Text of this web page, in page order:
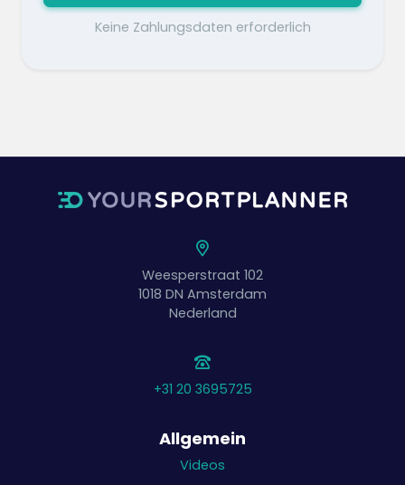
Keine Zahlungsdaten erforderlich
Weesperstraat 102
1018 DN Amsterdam
Nederland
+31 20 3695725
Allgemein
Videos